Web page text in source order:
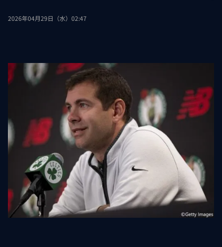
2026年04月29日（水）02:47